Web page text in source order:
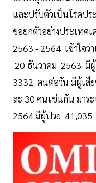
และปรับตัวเป็นโรคปร
ขอยกตัวอย่างประเทศ
2563 - 2564 เข้าใจ
20 ธันวาคม 2563 มี
3332 คนต่อวัน มีผู้เสี
ละ 30 คนเช่นกัน มาร
2564 มีผู้ป่วย 41,035